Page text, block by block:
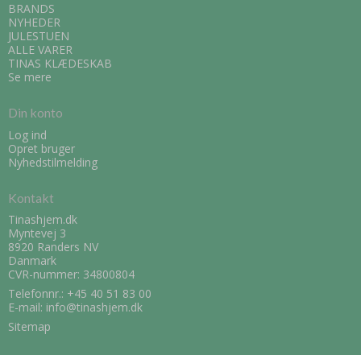
BRANDS
NYHEDER
JULESTUEN
ALLE VARER
TINAS KLÆDESKAB
Se mere
Din konto
Log ind
Opret bruger
Nyhedstilmelding
Kontakt
Tinashjem.dk
Myntevej 3
8920 Randers NV
Danmark
CVR-nummer: 34800804
Telefonnr.: +45 40 51 83 00
E-mail: info@tinashjem.dk
Sitemap